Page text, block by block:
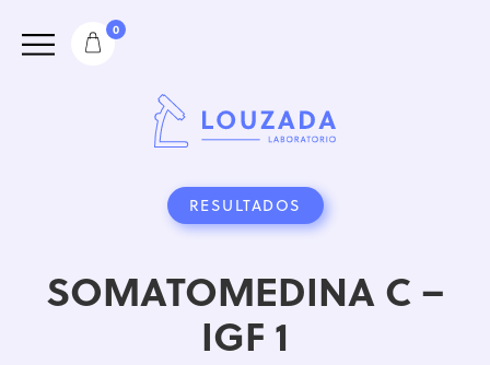
0
RESULTADOS
SOMATOMEDINA C –
IGF 1